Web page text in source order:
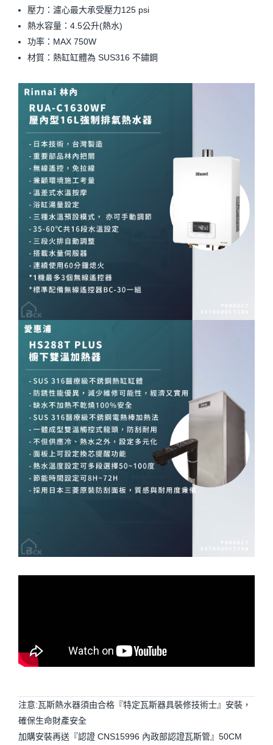
壓力：濾心最大承受壓力125 psi
熱水容量：4.5公升(熱水)
功率：MAX 750W
材質：熱缸缸體為 SUS316 不鏽鋼
注意:瓦斯熱水器須由合格『特定瓦斯器具裝修技術士』安裝，
確保生命財產安全
加購安裝再送『認證 CNS15996 內政部認證瓦斯管』50CM